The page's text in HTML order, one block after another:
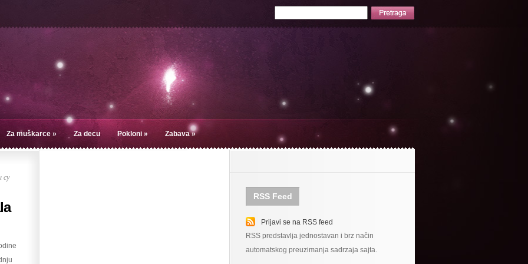
Za muškarce » Za decu Pokloni » Zabava»
су
RSS Feed
Prijavi se na RSS feed
RSS predstavlja jednostavan i brz način
automatskog preuzimanja sadrzaja sajta.